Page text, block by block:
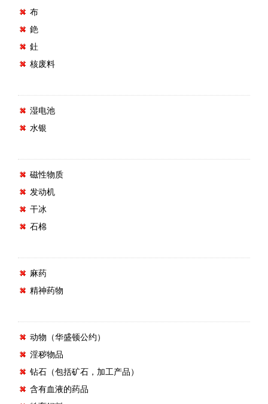
布
銫
釷
核废料
湿电池
水银
磁性物质
发动机
干冰
石棉
麻药
精神药物
动物（华盛顿公约）
淫秽物品
钻石（包括矿石，加工产品）
含有血液的药品